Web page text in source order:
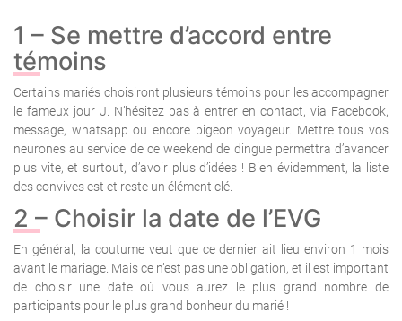
1 – Se mettre d’accord entre
témoins
Certains mariés choisiront plusieurs témoins pour les accompagner
le fameux jour J. N’hésitez pas à entrer en contact, via Facebook,
message, whatsapp ou encore pigeon voyageur. Mettre tous vos
neurones au service de ce weekend de dingue permettra d’avancer
plus vite, et surtout, d’avoir plus d’idées ! Bien évidemment, la liste
des convives est et reste un élément clé.
2 – Choisir la date de l’EVG
En général, la coutume veut que ce dernier ait lieu environ 1 mois
avant le mariage. Mais ce n’est pas une obligation, et il est important
de choisir une date où vous aurez le plus grand nombre de
participants pour le plus grand bonheur du marié !